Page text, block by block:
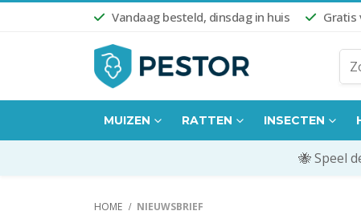
Vandaag besteld, dinsdag in huis Gratis
MUIZEN RATTEN INSECTEN
🐝 Speel
HOME NIEUWSBRIEF